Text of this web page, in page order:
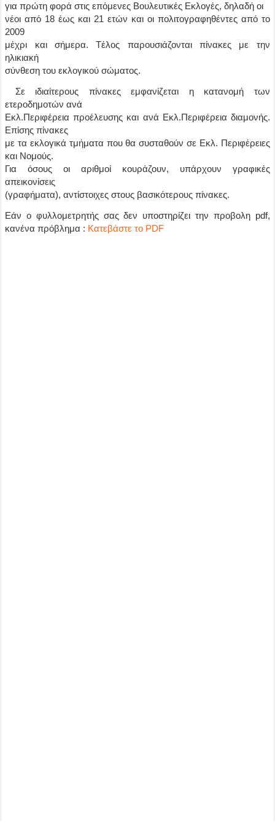
για πρώτη φορά στις επόμενες Βουλευτικές Εκλογές, δηλαδή οι
νέοι από 18 έως και 21 ετών και οι πολιτογραφηθέντες από το
2009
μέχρι και σήμερα. Τέλος παρουσιάζονται πίνακες με την
ηλικιακή
σύνθεση του εκλογικού σώματος.
Σε ιδιαίτερους πίνακες εμφανίζεται η κατανομή των
ετεροδημοτών ανά
Εκλ.Περιφέρεια προέλευσης και ανά Εκλ.Περιφέρεια διαμονής.
Επίσης πίνακες
με τα εκλογικά τμήματα που θα συσταθούν σε Εκλ. Περιφέρειες
και Νομούς.
Για όσους οι αριθμοί κουράζουν, υπάρχουν γραφικές
απεικονίσεις
(γραφήματα), αντίστοιχες στους βασικότερους πίνακες.
Εάν ο φυλλομετρητής σας δεν υποστηρίζει την προβολη pdf,
κανένα πρόβλημα : Κατεβάστε το PDF